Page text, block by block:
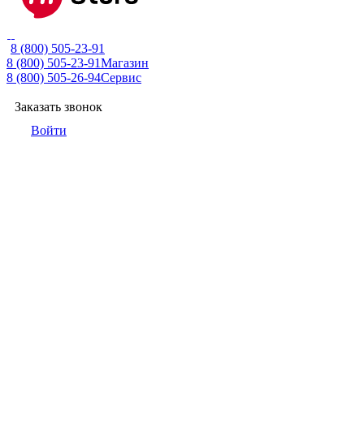
8 (800) 505-23-91
8 (800) 505-23-91Магазин
8 (800) 505-26-94Сервис
Заказать звонок
Войти